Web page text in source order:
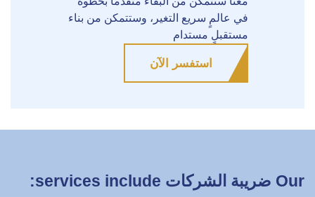
في عالمٍ سريع التغير، وستتمكن من بناء
مستقبلٍ مستدام
استفسر الآن
Our ضريبة الشركات services include: